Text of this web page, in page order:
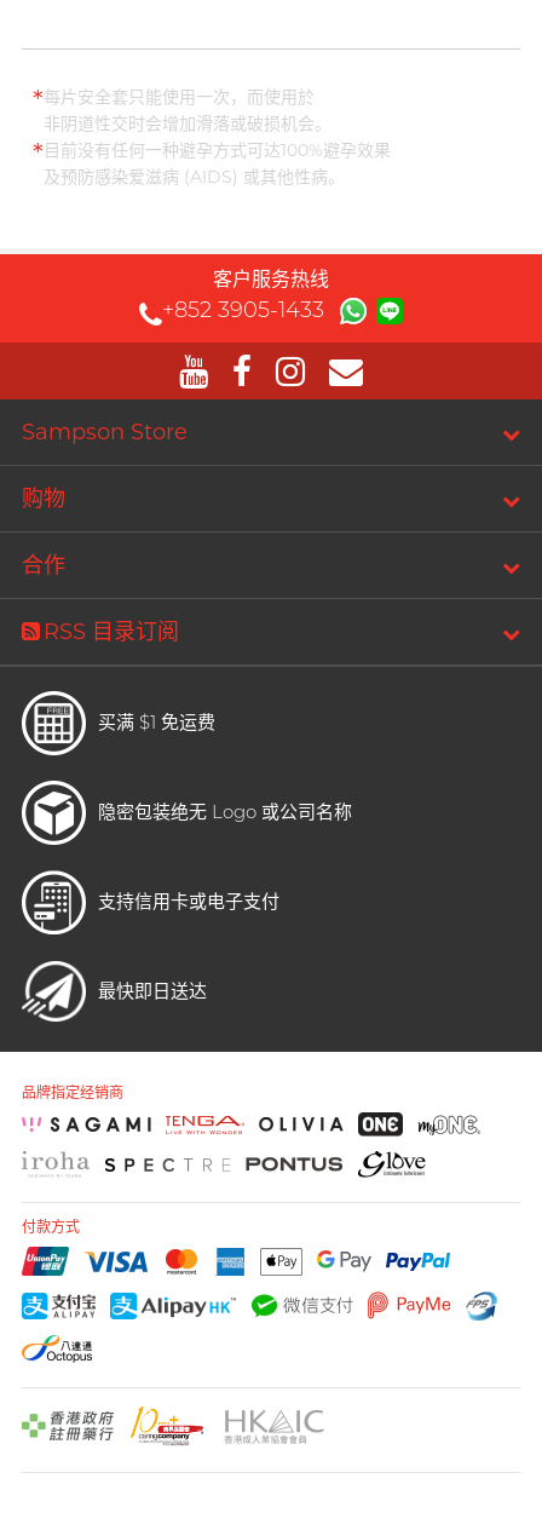
*每片安全套只能使用一次，而使用於
非阴道性交时会增加滑落或破损机会。
* 目前没有任何一种避孕方式可达100%避孕效果
及预防感染爱滋病 (AIDS) 或其他性病。
客户服务热线
+852 3905-1433
Sampson Store
购物
合作
RSS 目录订阅
买满 $1 免运费
隐密包装绝无 Logo 或公司名称
支持信用卡或电子支付
最快即日送达
品牌指定经销商
付款方式